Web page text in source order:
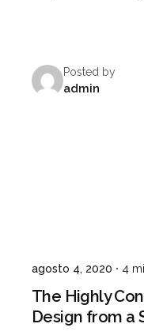
Posted by
admin
agosto 4, 2020 4
The Highly
Design from a